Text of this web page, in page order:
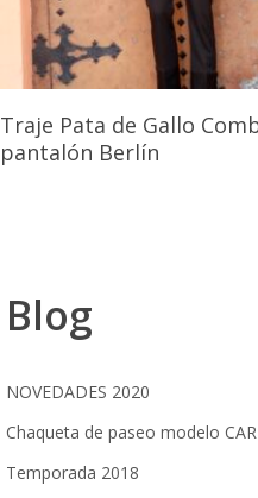
Seleccionar
Traje Pata de Gallo
pantalón Berlín
Blog
NOVEDADES 2020
Chaqueta de paseo modelo
Temporada 2018